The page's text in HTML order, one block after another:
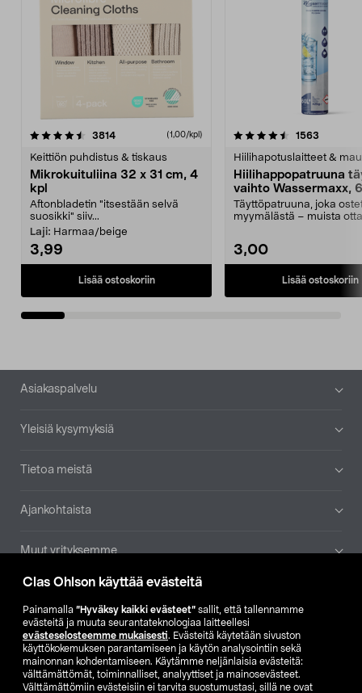
Clas Ohlson käyttää evästeitä
Painamalla ”Hyväksy kaikki evästeet” sallit, että tallennamme
evästeitä ja muuta seurantateknologiaa laitteellesi
evästeselosteemme mukaisesti. Evästeitä käytetään sivuston
käyttökokemuksen parantamiseen ja käytön analysointiin sekä
mainonnan kohdentamiseen. Käytämme neljänlaisia evästeitä:
välttämättömät, toiminnalliset, analyyttiset ja mainosevästeet.
Välttämättömiin evästeisiin ei tarvita suostumustasi, sillä ne ovat
3814arvostelut (1,00/kpl)
Keittiön puhdistus & tiskaus
Mikrokuituliina 32 x 31 cm, 4
kpl
Aftonbladetin "itsestään selvä
suosikki" siiv...
Laji: Harmaa/beige
3,99
Lisää ostoskoriin
4.5viidestä
1563
Hiilihapotuslaitteet &
Hiilihappopatruuna
vaihto Wassermaxx,
Täyttöpatruuna, joka
myymälästä – muista
3,00
Lisää ostoskoriin
4.5viidestä
Alatunniste
Asiakaspalvelu
Yleisiä kysymyksiä
Tietoa meistä
Ajankohtaista
Muut yrityksemme
Etsi myymälä
SE NO FI
FI SV